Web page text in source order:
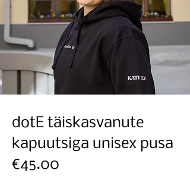
dotE täiskasvanute
kapuutsiga unisex pusa
€45.00